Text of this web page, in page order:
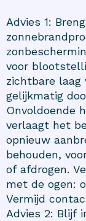
Advies 1:
voor
zichtbare laag
gelijkmatig
Onvoldoende
verlaagt het
opnieuw
behouden,
of afdrogen.
met de ogen:
Vermijd
Advies 2: Blijf